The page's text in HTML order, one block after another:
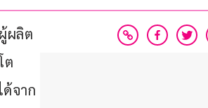
ผลิต
ต
จาก